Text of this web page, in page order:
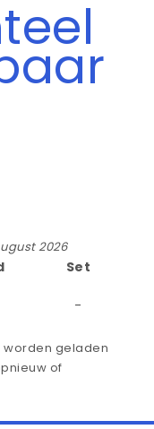
2026
Set
-
worden geladen
of